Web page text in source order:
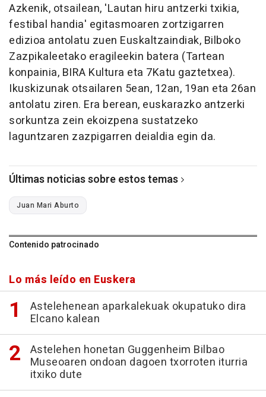
Azkenik, otsailean, 'Lautan hiru antzerki txikia,
festibal handia' egitasmoaren zortzigarren
edizioa antolatu zuen Euskaltzaindiak, Bilboko
Zazpikaleetako eragileekin batera (Tartean
konpainia, BIRA Kultura eta 7Katu gaztetxea).
Ikuskizunak otsailaren 5ean, 12an, 19an eta 26an
antolatu ziren. Era berean, euskarazko antzerki
sorkuntza zein ekoizpena sustatzeko
laguntzaren zazpigarren deialdia egin da.
Últimas noticias sobre estos temas
Juan Mari Aburto
Contenido patrocinado
Lo más leído en Euskera
Astelehenean aparkalekuak okupatuko dira
Elcano kalean
Astelehen honetan Guggenheim Bilbao
Museoaren ondoan dagoen txorroten iturria
itxiko dute